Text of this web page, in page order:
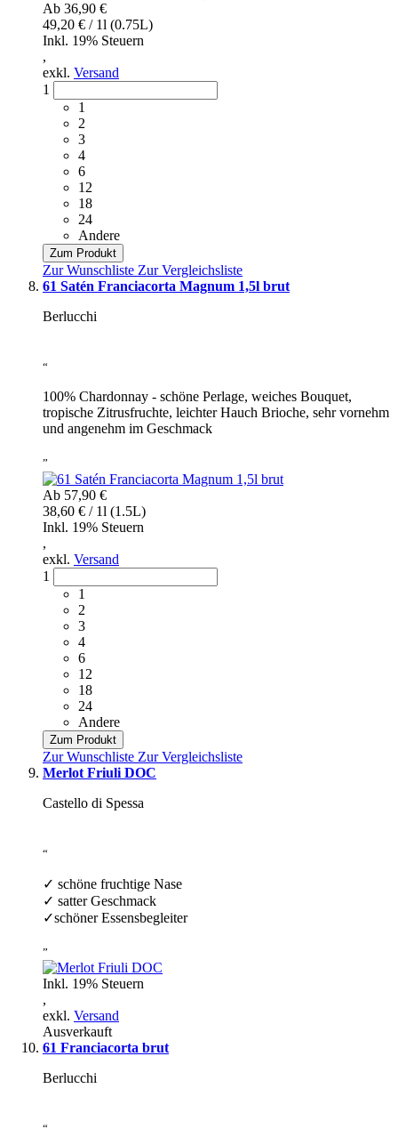
Ab 36,90 €
49,20 € / 1l (0.75L)
Inkl. 19% Steuern
,
exkl. Versand
1
1
2
3
4
6
12
18
24
Andere
Zum Produkt
Zur Wunschliste Zur Vergleichsliste
61 Satén Franciacorta Magnum 1,5l brut
Berlucchi
“
100% Chardonnay - schöne Perlage, weiches Bouquet,
tropische Zitrusfruchte, leichter Hauch Brioche, sehr vornehm
und angenehm im Geschmack
”
Ab 57,90 €
38,60 € / 1l (1.5L)
Inkl. 19% Steuern
,
exkl. Versand
1
1
2
3
4
6
12
18
24
Andere
Zum Produkt
Zur Wunschliste Zur Vergleichsliste
Merlot Friuli DOC
Castello di Spessa
“
✓ schöne fruchtige Nase
✓ satter Geschmack
✓schöner Essensbegleiter
”
Inkl. 19% Steuern
,
exkl. Versand
Ausverkauft
61 Franciacorta brut
Berlucchi
“